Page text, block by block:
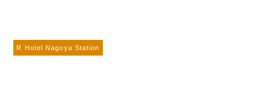
R Hotel Nagoya Station